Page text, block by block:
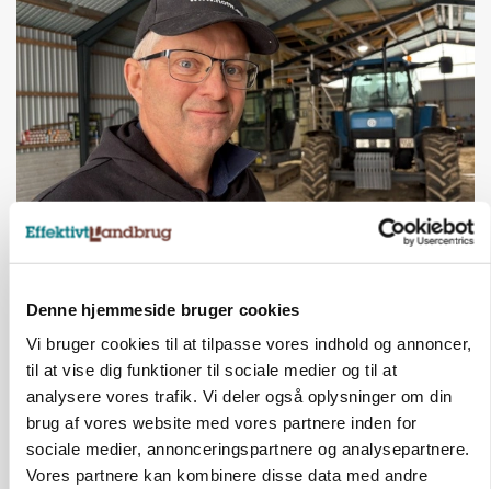
Denne hjemmeside bruger cookies
Vi bruger cookies til at tilpasse vores indhold og annoncer,
til at vise dig funktioner til sociale medier og til at
analysere vores trafik. Vi deler også oplysninger om din
brug af vores website med vores partnere inden for
sociale medier, annonceringspartnere og analysepartnere.
Vores partnere kan kombinere disse data med andre
POLITIK
gødskningslov
Annonce
KVÆG
Snart kan man søge tilskud til naturprojekter